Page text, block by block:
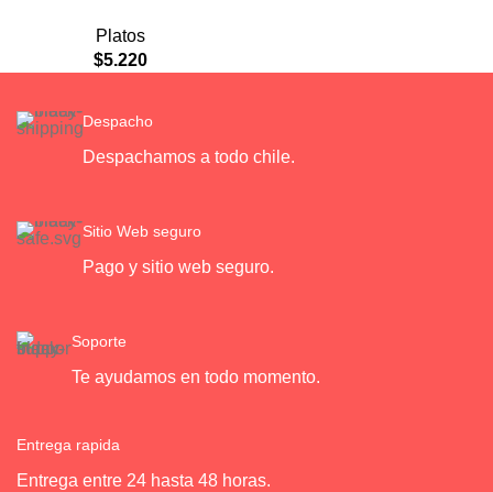
Platos
$5.220
Despacho
Despachamos a todo chile.
Sitio Web seguro
Pago y sitio web seguro.
Soporte
Te ayudamos en todo momento.
Entrega rapida
Entrega entre 24 hasta 48 horas.